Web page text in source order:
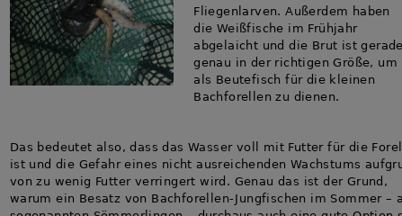
Fliegenlarven. Außerdem haben
die Weißfische im Frühjahr
abgelaicht und die Brut ist gerade
genau in der richtigen Größe, um
als Beutefisch für die kleinen
Bachforellen zu dienen.
Das bedeutet also, dass das Wasser voll mit Futter für die
ist und die Gefahr eines nicht ausreichenden Wachstums
von zu wenig Futter verringert wird. Genau das ist der Grund,
warum ein Besatz von Bachforellen-Jungfischen im Sommer –